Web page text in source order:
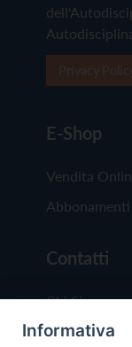
E-Shop
Vendita
Abbonamenti
Contatti
Chi Siamo
Redazione
Informativa